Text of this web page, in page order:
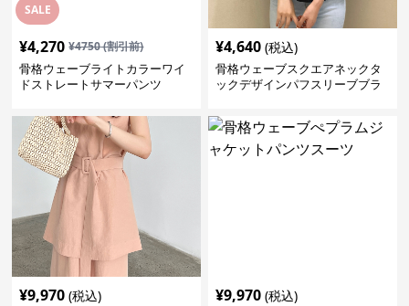
SALE
¥4,270 ¥4750(割引前)
骨格ウェーブライトカラーワイ
ドストレートサマーパンツ
¥4,640 (税込)
骨格ウェーブスクエアネックタ
ックデザインパフスリーブブラ
¥9,970 (税込) ¥9,970 (税込)